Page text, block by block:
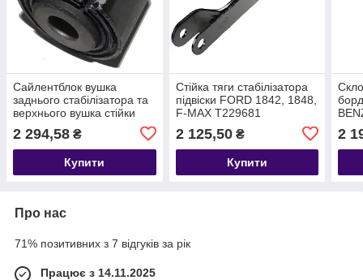
Сайлентблок вушка
заднього стабілізатора та
верхнього вушка стійки
T179816 9C465C485BA
2 294,58 ₴
Купити
Стійка тяги стабілізатора
підвіски FORD 1842, 1848,
F-MAX T229681
2 125,50₴
Купити
2
Про нас
71% позитивних з 7 відгуків за рік
Працює з 14.11.2025